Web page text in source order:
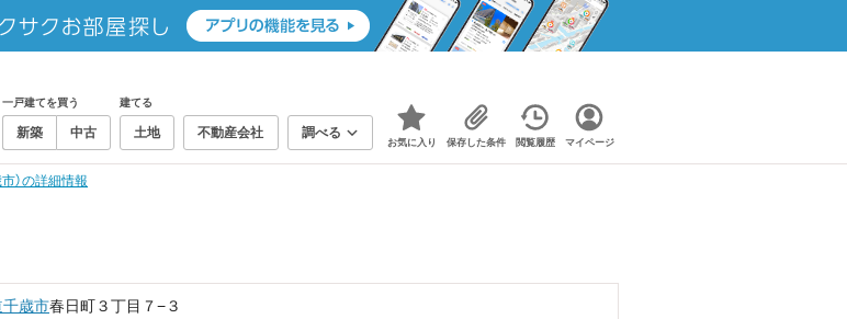
一戸建てを買う
新築 中古
建てる
土地 不動産会社 調べる
お気に入り 保存した条件 閲覧履歴 マイページ
）の詳細情報
千歳市春日町３丁目７−３